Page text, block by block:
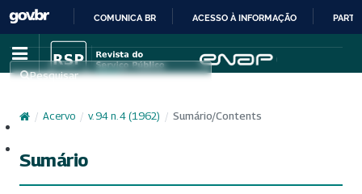
IR
PARA
CONTEÚDO
COMUNICA BR ACESSO À INFORMAÇÃO
Pesquisar
/ Acervo / v. 94 n. 4 (1962) / Sumário/Contents
Sumário